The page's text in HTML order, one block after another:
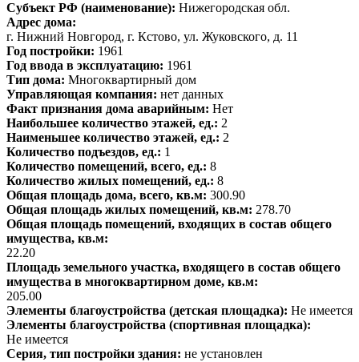
Субъект РФ (наименование): Нижегородская обл.
Адрес дома:
г. Нижний Новгород, г. Кстово, ул. Жуковского, д. 11
Год постройки: 1961
Год ввода в эксплуатацию: 1961
Тип дома: Многоквартирный дом
Управляющая компания: нет данных
Факт признания дома аварийным: Нет
Наибольшее количество этажей, ед.: 2
Наименьшее количество этажей, ед.: 2
Количество подъездов, ед.: 1
Количество помещений, всего, ед.: 8
Количество жилых помещений, ед.: 8
Общая площадь дома, всего, кв.м: 300.90
Общая площадь жилых помещений, кв.м: 278.70
Общая площадь помещений, входящих в состав общего
имущества, кв.м:
22.20
Площадь земельного участка, входящего в состав общего
имущества в многоквартирном доме, кв.м:
205.00
Элементы благоустройства (детская площадка): Не имеется
Элементы благоустройства (спортивная площадка):
Не имеется
Серия, тип постройки здания: не установлен